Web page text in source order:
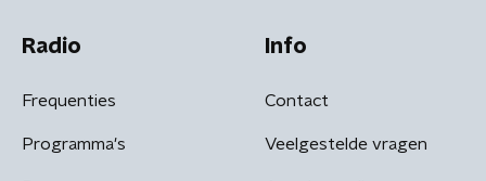
Radio
Frequenties
Programma's
Info
Contact
Veelgestelde vragen